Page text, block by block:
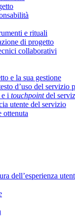
e rituali
di progetto
collaborativi
e la sua gestione
d’uso del servizio
i touchpointdel
utente del servizio
ottenuta
dell’esperienza